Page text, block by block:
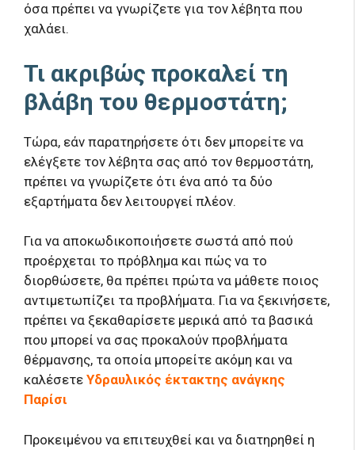
όσα πρέπει να γνωρίζετε για τον λέβητα που
χαλάει.
Τι ακριβώς προκαλεί τη
βλάβη του θερμοστάτη;
Τώρα, εάν παρατηρήσετε ότι δεν μπορείτε να
ελέγξετε τον λέβητα σας από τον θερμοστάτη,
πρέπει να γνωρίζετε ότι ένα από τα δύο
εξαρτήματα δεν λειτουργεί πλέον.
Για να αποκωδικοποιήσετε σωστά από πού
προέρχεται το πρόβλημα και πώς να το
διορθώσετε, θα πρέπει πρώτα να μάθετε ποιος
αντιμετωπίζει τα προβλήματα. Για να ξεκινήσετε,
πρέπει να ξεκαθαρίσετε μερικά από τα βασικά
που μπορεί να σας προκαλούν προβλήματα
θέρμανσης, τα οποία μπορείτε ακόμη και να
καλέσετε Υδραυλικός έκτακτης ανάγκης
Παρίσι
Προκειμένου να επιτευχθεί και να διατηρηθεί η